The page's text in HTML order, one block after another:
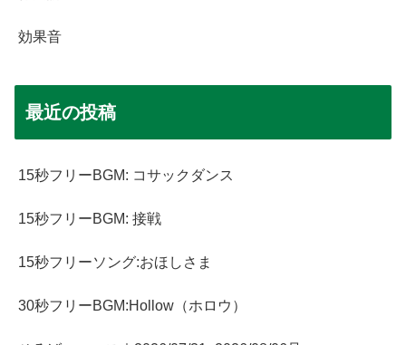
効果音
最近の投稿
15秒フリーBGM: コサックダンス
15秒フリーBGM: 接戦
15秒フリーソング:おほしさま
30秒フリーBGM:Hollow（ホロウ）